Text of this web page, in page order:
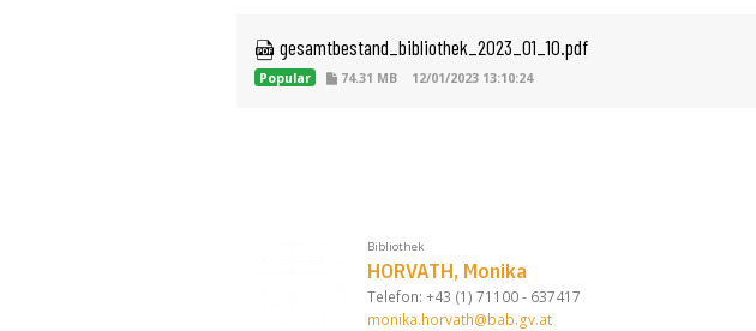
gesamtbestand_bibliothek_2023_01_10.pdf
Popular 74.31 MB 12/01/2023 13:10:24
Bibliothek
HORVATH, Monika
Telefon: +43 (1) 71100 - 637417
monika.horvath@bab.gv.at